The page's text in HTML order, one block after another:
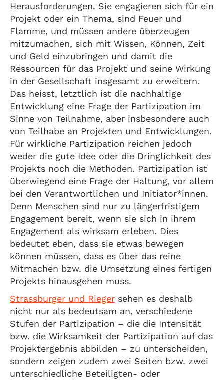
Herausforderungen. Sie engagieren sich für ein
Projekt oder ein Thema, sind Feuer und
Flamme, und müssen andere überzeugen
mitzumachen, sich mit Wissen, Können, Zeit
und Geld einzubringen und damit die
Ressourcen für das Projekt und seine Wirkung
in der Gesellschaft insgesamt zu erweitern.
Das heisst, letztlich ist die nachhaltige
Entwicklung eine Frage der Partizipation im
Sinne von Teilnahme, aber insbesondere auch
von Teilhabe an Projekten und Entwicklungen.
Für wirkliche Partizipation reichen jedoch
weder die gute Idee oder die Dringlichkeit des
Projekts noch die Methoden. Partizipation ist
überwiegend eine Frage der Haltung, vor allem
bei den Verantwortlichen und Initiator*innen.
Denn Menschen sind nur zu längerfristigem
Engagement bereit, wenn sie sich in ihrem
Engagement als wirksam erleben. Dies
bedeutet eben, dass sie etwas bewegen
können müssen, dass es über das reine
Mitmachen bzw. die Umsetzung eines fertigen
Projekts hinausgehen muss.
Strassburger und Rieger sehen es deshalb
nicht nur als bedeutsam an, verschiedene
Stufen der Partizipation – die die Intensität
bzw. die Wirksamkeit der Partizipation auf das
Projektergebnis abbilden – zu unterscheiden,
sondern zeigen zudem zwei Seiten bzw. zwei
unterschiedliche Beteiligten- oder